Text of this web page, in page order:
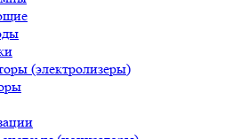
(электролизеры)